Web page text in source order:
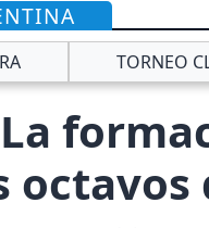
TORNEO